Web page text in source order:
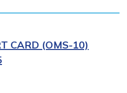
CARD (OMS-10)